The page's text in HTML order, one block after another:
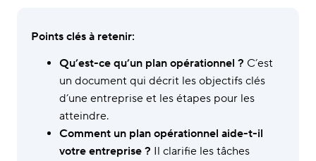
Points clés à retenir:
Qu’est-ce qu’un plan opérationnel ? C’est
un document qui décrit les objectifs clés
d’une entreprise et les étapes pour les
atteindre.
Comment un plan opérationnel aide-t-il
votre entreprise ? Il clarifie les tâches